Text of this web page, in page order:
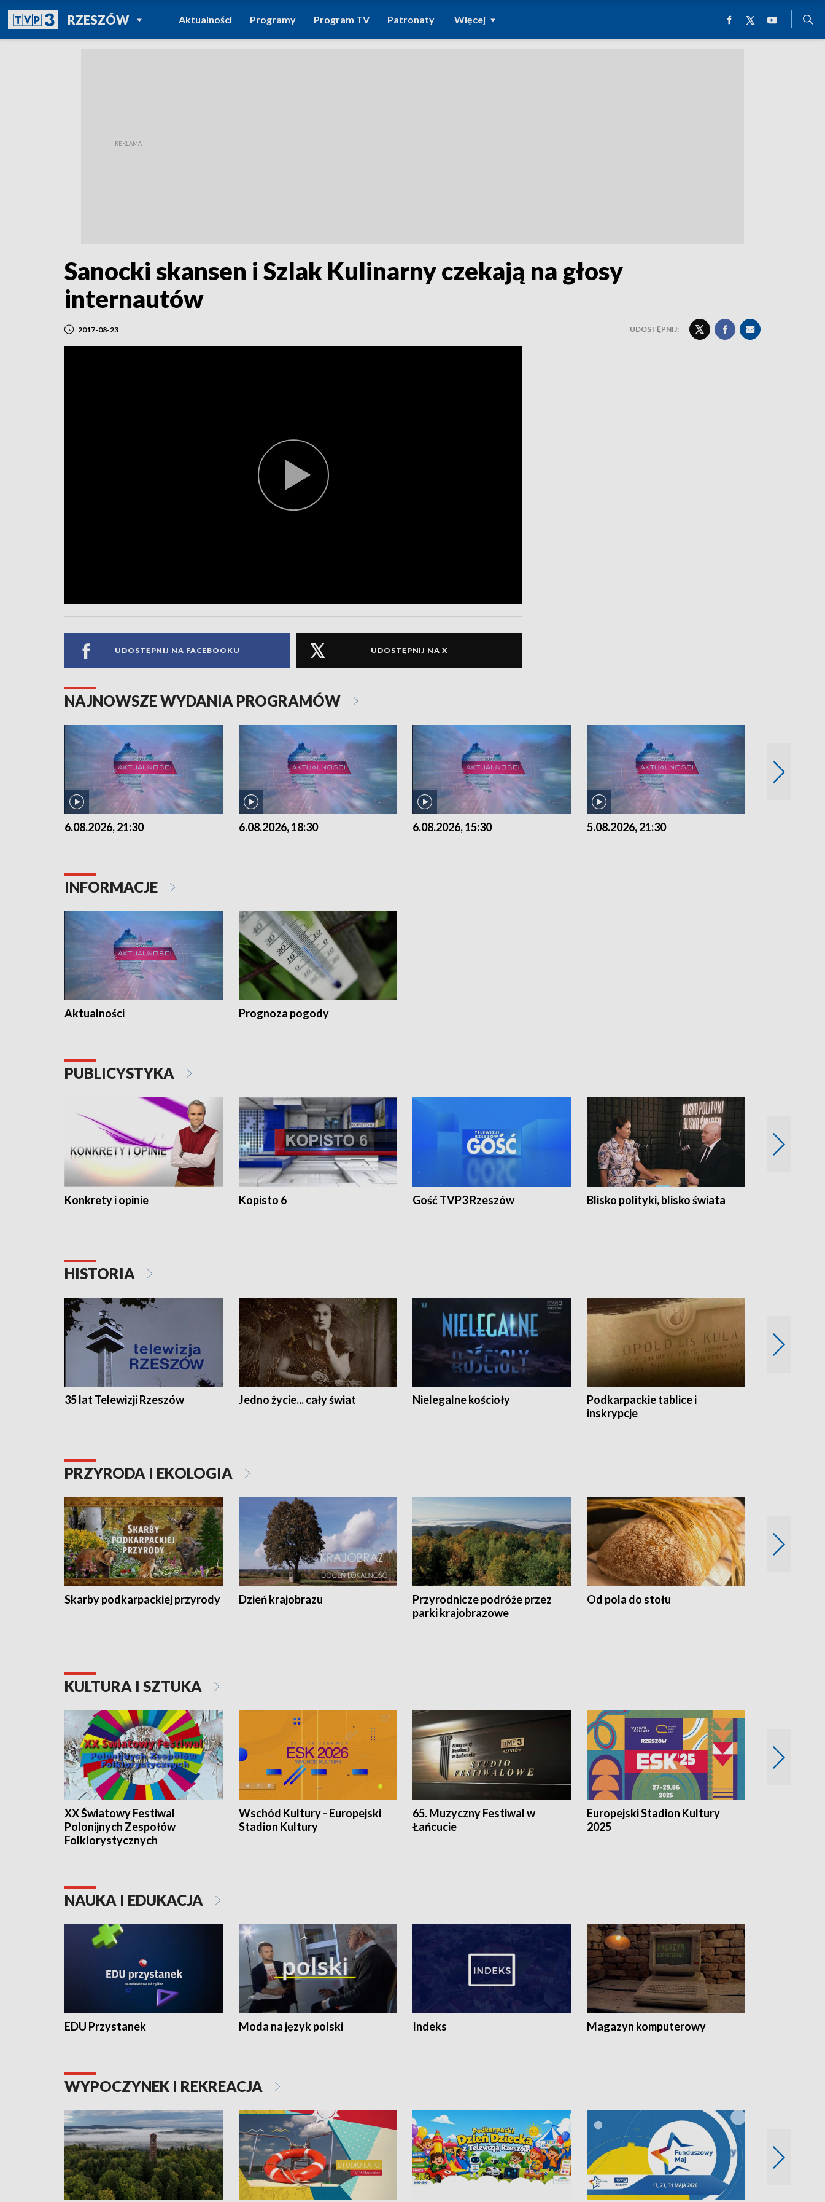
RZESZÓWPOWRÓT DO
TVP REGIONY
Aktualności Programy Program TV Patronaty Więcej
Sanocki skansen i Szlak Kulinarny czekają na głosy
internautów
2017-08-23 UDOSTĘPNIJ:
UDOSTĘPNIJ NA FACEBOOKU UDOSTĘPNIJ NA X
NAJNOWSZE WYDANIA PROGRAMÓW
6.08.2026, 21:30 6.08.2026, 18:30 6.08.2026, 15:30 5.08.2026, 21:30
INFORMACJE
Aktualności Prognoza pogody
PUBLICYSTYKA
Konkrety i opinie Kopisto 6 Gość TVP3 Rzeszów Blisko polityki, blisko świata
HISTORIA
35 lat Telewizji Rzeszów Jedno życie... cały świat Nielegalne kościoły
Podkarpackie tablice i
inskrypcje
PRZYRODA I EKOLOGIA
Skarby podkarpackiej przyrody Dzień krajobrazu
Przyrodnicze podróże przez
parki krajobrazowe
Od pola do stołu
KULTURA I SZTUKA
XX Światowy Festiwal
Polonijnych Zespołów
Folklorystycznych
Wschód Kultury - Europejski
Stadion Kultury
65. Muzyczny Festiwal w
Łańcucie
Europejski Stadion Kultury
2025
NAUKA I EDUKACJA
EDU Przystanek Moda na język polski Indeks Magazyn komputerowy
WYPOCZYNEK I REKREACJA